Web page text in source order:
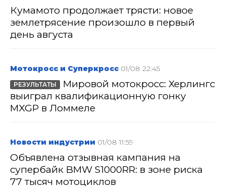
Кумамото продолжает трясти: новое
землетрясение произошло в первый
день августа
Мотокросс и Суперкросс 01/08 22:45
РЕЗУЛЬТАТЫ
Мировой мотокросс: Херлингс
выиграл квалификационную гонку
MXGP в Ломмеле
Новости индустрии 01/08 11:59
Объявлена отзывная кампания на
супербайк BMW S1000RR: в зоне риска
77 тысяч мотоциклов